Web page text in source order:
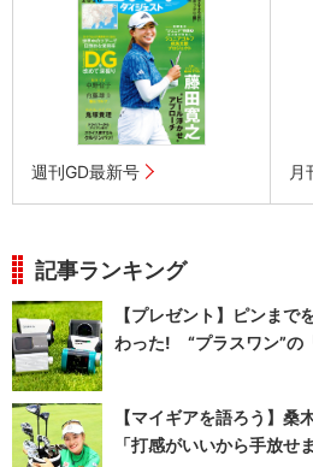
週刊GD最新号 月
記事ランキング
【プレゼント】ピンまで
わった! “プラスワン”の
【マイギアを語ろう】
「打感がいいから手放せ